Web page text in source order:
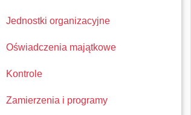
Jednostki organizacyjne
Oświadczenia majątkowe
Kontrole
Zamierzenia i programy